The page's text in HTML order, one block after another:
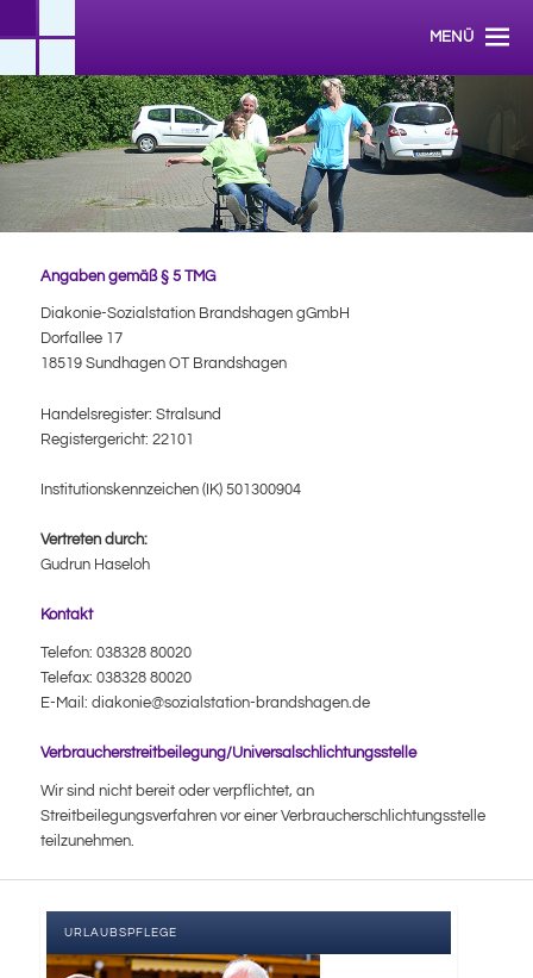
Diakonie-Sozialstation Brandshagen
gGmbH
MENÜ
Angaben gemäß § 5 TMG
Diakonie-Sozialstation Brandshagen gGmbH
Dorfallee 17
18519 Sundhagen OT Brandshagen
Handelsregister: Stralsund
Registergericht: 22101
Institutionskennzeichen (IK) 501300904
Vertreten durch:
Gudrun Haseloh
Kontakt
Telefon: 038328 80020
Telefax: 038328 80020
E-Mail: diakonie@sozialstation-brandshagen.de
Verbraucher­streit­beilegung/Universal­schlichtungs­stelle
Wir sind nicht bereit oder verpflichtet, an
Streitbeilegungsverfahren vor einer Verbraucherschlichtungsstelle
teilzunehmen.
URLAUBSPFLEGE